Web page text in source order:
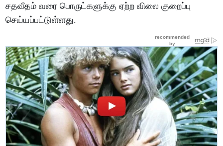
சதவீதம் வரை பொருட்களுக்கு ஏற்ற விலை குறைப்பு
செய்யப்பட்டுள்ளது.